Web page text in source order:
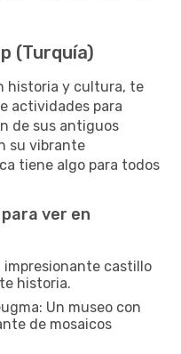
(Turquía)
historia y cultura, te
actividades para
de sus antiguos
su vibrante
tiene algo para todos
ver en
impresionante castillo
historia.
Un museo con
de mosaicos